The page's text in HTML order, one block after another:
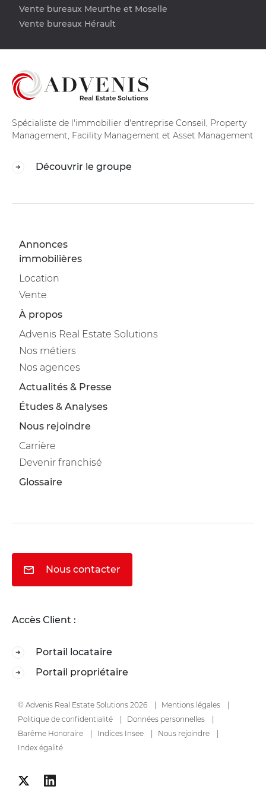
Vente bureaux Meurthe et Moselle
Vente bureaux Hérault
Spécialiste de l'immobilier d'entreprise Conseil, Property
Management, Facility Management et Asset Management
Découvrir le groupe
Annonces
immobilières
Location
Vente
À propos
Advenis Real Estate Solutions
Nos métiers
Nos agences
Actualités & Presse
Études & Analyses
Nous rejoindre
Carrière
Devenir franchisé
Glossaire
Nous contacter
Accès Client :
Portail locataire
Portail propriétaire
© Advenis Real Estate Solutions 2026
Mentions légales
Politique de confidentialité
Données personnelles
Barême Honoraire
Indices Insee
Nous rejoindre
Index égalité